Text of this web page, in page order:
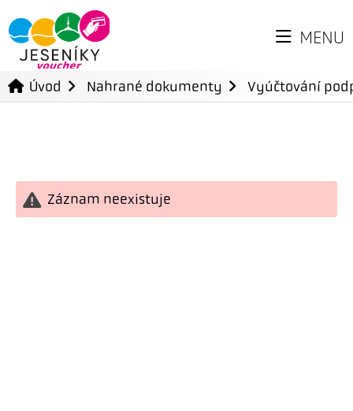
MENU
Úvod Nahrané dokumenty Vyúčtování
Záznam neexistuje